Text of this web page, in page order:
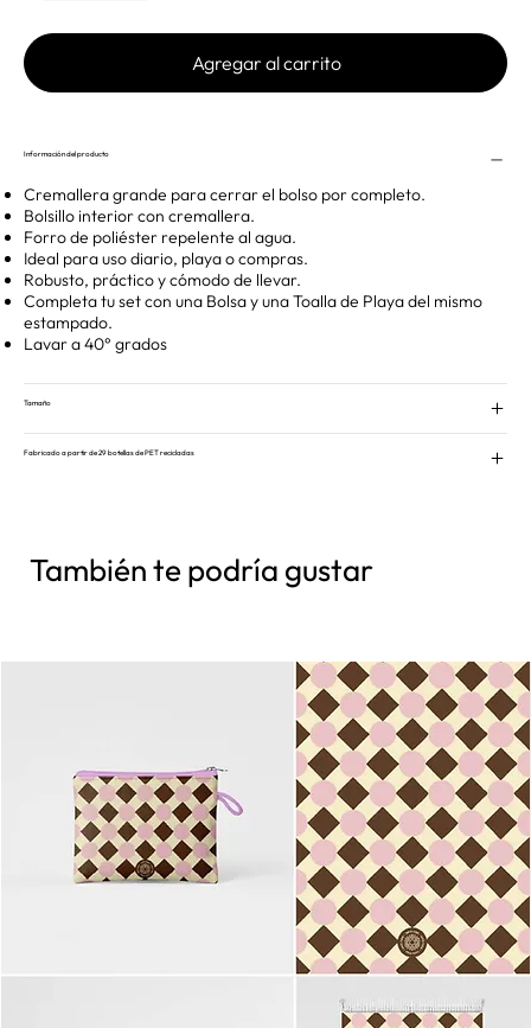
Agregar al carrito
Información del producto
Cremallera grande para cerrar el bolso por completo.
Bolsillo interior con cremallera.
Forro de poliéster repelente al agua.
Ideal para uso diario, playa o compras.
Robusto, práctico y cómodo de llevar.
Completa tu set con una Bolsa y una Toalla de Playa del mismo
estampado.
Lavar a 40° grados
Tamaño
Fabricado a partir de 29 botellas de PET recicladas
También te podría gustar